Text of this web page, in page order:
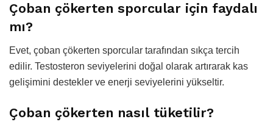
Çoban çökerten sporcular için faydalı
mı?
Evet, çoban çökerten sporcular tarafından sıkça tercih
edilir. Testosteron seviyelerini doğal olarak artırarak kas
gelişimini destekler ve enerji seviyelerini yükseltir.
Çoban çökerten nasıl tüketilir?